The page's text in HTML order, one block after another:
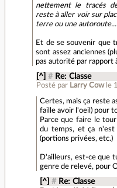
nettement le tracés
reste à aller voir sur
terre ou une autoroute...
Et de se souvenir que
sont assez anciennes
pas autorité par rapport
[^] # Re: Classe
Posté par Larry Cow le
Certes, mais ça reste
faille avoir l'oeil) pour
Parce que faire le
du temps, et ça n'est
(portions privées, etc.)
D'ailleurs, est-ce que
genre de relevé, pour
[^] # Re: Classe